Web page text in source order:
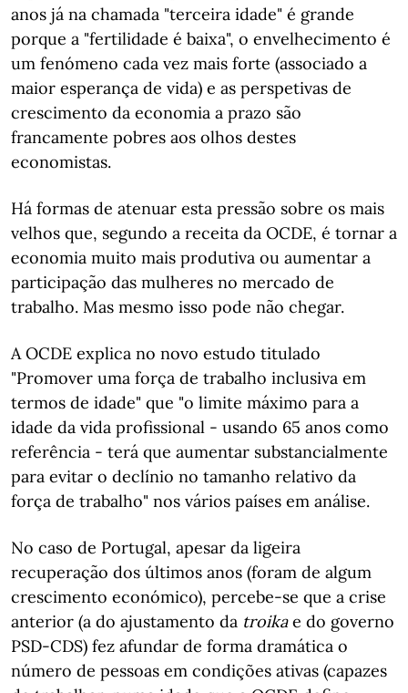
anos já na chamada "terceira idade" é grande
porque a "fertilidade é baixa", o envelhecimento é
um fenómeno cada vez mais forte (associado a
maior esperança de vida) e as perspetivas de
crescimento da economia a prazo são
francamente pobres aos olhos destes
economistas.
Há formas de atenuar esta pressão sobre os mais
velhos que, segundo a receita da OCDE, é tornar a
economia muito mais produtiva ou aumentar a
participação das mulheres no mercado de
trabalho. Mas mesmo isso pode não chegar.
A OCDE explica no novo estudo titulado
"Promover uma força de trabalho inclusiva em
termos de idade" que "o limite máximo para a
idade da vida profissional - usando 65 anos como
referência - terá que aumentar substancialmente
para evitar o declínio no tamanho relativo da
força de trabalho" nos vários países em análise.
No caso de Portugal, apesar da ligeira
recuperação dos últimos anos (foram de algum
crescimento económico), percebe-se que a crise
anterior (a do ajustamento da troikae do governo
PSD-CDS) fez afundar de forma dramática o
número de pessoas em condições ativas (capazes